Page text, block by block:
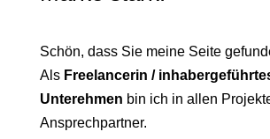
Schön, dass Sie meine Seite
Als Freelancerin /
Unterehmen bin ich in allen
Ansprechpartner.